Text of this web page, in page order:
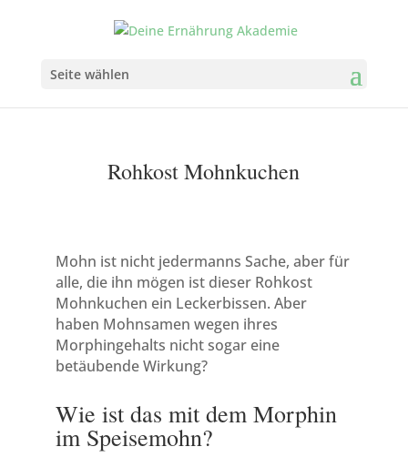
Seite wählen
Rohkost Mohnkuchen
Mohn ist nicht jedermanns Sache, aber für
alle, die ihn mögen ist dieser Rohkost
Mohnkuchen ein Leckerbissen. Aber
haben Mohnsamen wegen ihres
Morphingehalts nicht sogar eine
betäubende Wirkung?
Wie ist das mit dem Morphin
im Speisemohn?